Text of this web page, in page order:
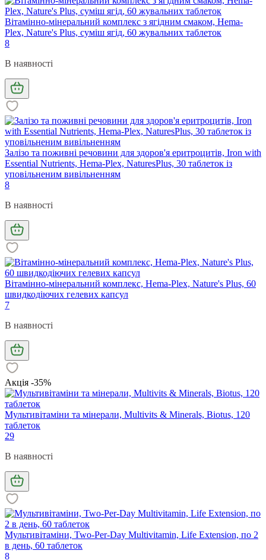
Вітамінно-мінеральний комплекс з ягідним смаком, Hema-
Plex, Nature's Plus, суміш ягід, 60 жувальних таблеток
8
В наявності
Залізо та поживні речовини для здоров'я еритроцитів, Iron with
Essential Nutrients, Hema-Plex, NaturesPlus, 30 таблеток із
уповільненим вивільненням
8
В наявності
Вітамінно-мінеральний комплекс, Hema-Plex, Nature's Plus, 60
швидкодіючих гелевих капсул
7
В наявності
Акція -35%
Мультивітаміни та мінерали, Multivits & Minerals, Biotus, 120
таблеток
29
В наявності
Мультивітаміни, Two-Per-Day Multivitamin, Life Extension, по 2
в день, 60 таблеток
8